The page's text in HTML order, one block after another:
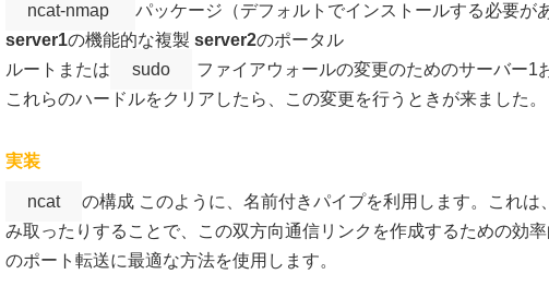
ncat-nmap
パッケージ（デフォルトでインストールする必要が
server1の機能的な複製 server2のポータル
ルートまたは
sudo
ファイアウォールの変更のためのサーバー1
これらのハードルをクリアしたら、この変更を行うときが来ました。
実装
ncat
の構成 このように、名前付きパイプを利用します。これ
み取ったりすることで、この双方向通信リンクを作成するための効
のポート転送に最適な方法を使用します。